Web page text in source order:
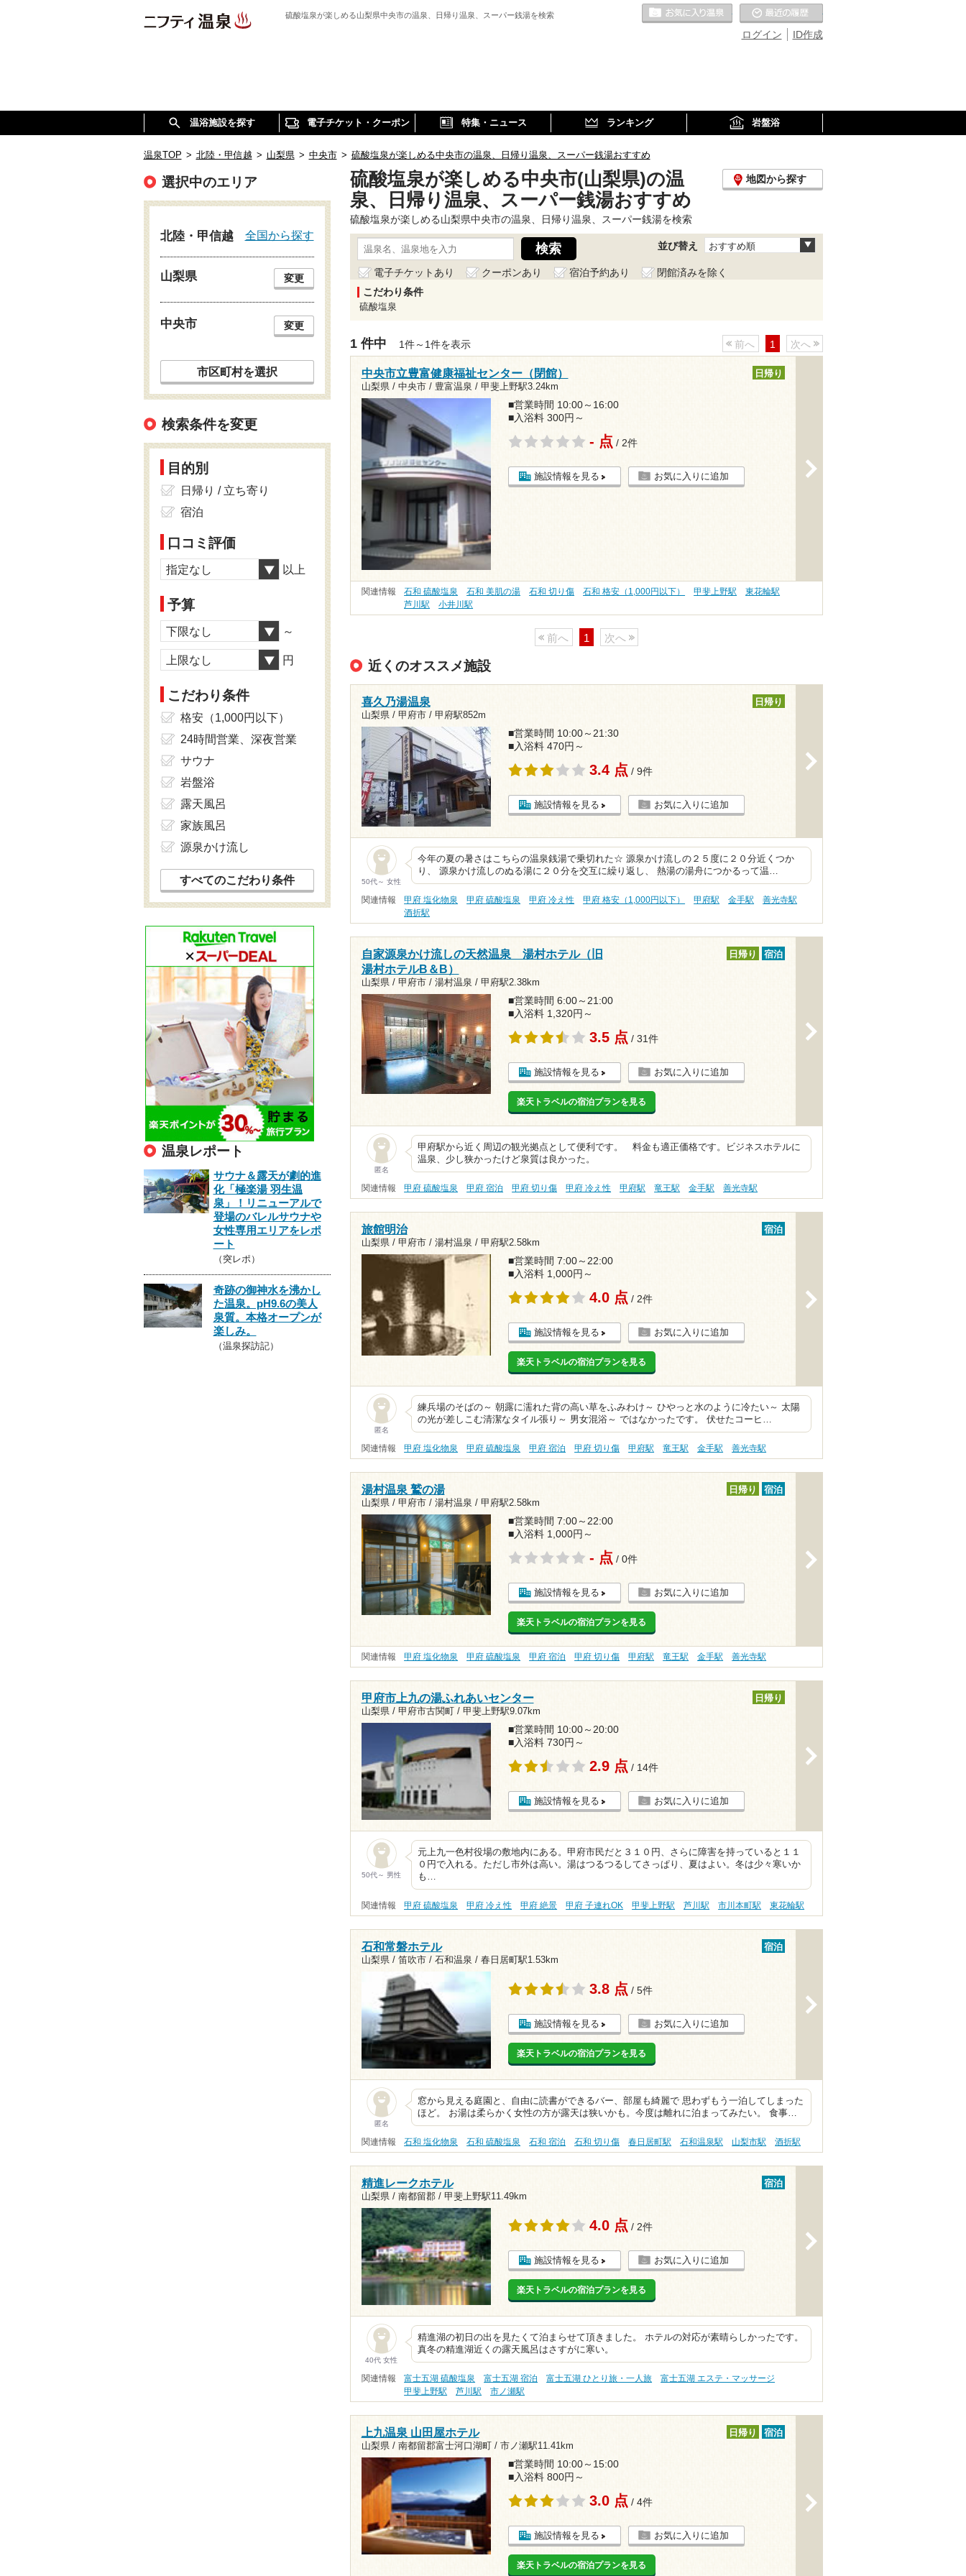
硫酸塩泉が楽しめる山梨県中央市の温泉、日帰り温泉、スーパー銭湯を検索
ID作成
ログイン
お気に入りの温泉
温浴施設を探す 電子チケット・クーポン 特集・ニュース ランキング 岩盤浴
温泉TOP > 北陸・甲信越 > 山梨県 > 中央市 > 硫酸塩泉が楽しめる中央市の温泉、日帰り温泉、スーパー銭湯おすすめ
硫酸塩泉が楽しめる中央市(山梨県)の温
泉、日帰り温泉、スーパー銭湯おすすめ
地図から探す
硫酸塩泉が楽しめる山梨県中央市の温泉、日帰り温泉、スーパー銭湯を検索
並び替え おすすめ順
電子チケットあり クーポンあり 宿泊予約あり
閉館済みを除く
こだわり条件
硫酸塩泉
1 件中 1件～1件を表示 前へ 1 次へ
中央市立豊富健康福祉センター（閉館）
山梨県 / 中央市 / 豊富温泉 / 甲斐上野駅3.24km
日帰り
■営業時間 10:00～16:00
■入浴料 300円～
- 点 / 2件
施設情報を見る お気に入りに追加
関連情報 石和 硫酸塩泉 石和 美肌の湯 石和 切り傷 石和 格安（1,000円以下） 甲斐上野駅
東花輪駅
芦川駅
小井川駅
前へ 1 次へ
近くのオススメ施設
喜久乃湯温泉
山梨県 / 甲府市 / 甲府駅852m
日帰り
■営業時間 10:00～21:30
■入浴料 470円～
3.4 点 / 9件
施設情報を見る お気に入りに追加
50代～ 女性
今年の夏の暑さはこちらの温泉銭湯で乗切れた☆ 源泉かけ流しの２５度に２０分近くつか
り、 源泉かけ流しのぬる湯に２０分を交互に繰り返し、 熱湯の湯舟につかるって温…
関連情報 甲府 塩化物泉 甲府 硫酸塩泉 甲府 冷え性 甲府 格安（1,000円以下） 甲府駅 金手駅
善光寺駅
酒折駅
自家源泉かけ流しの天然温泉 湯村ホテル（旧
湯村ホテルB＆B）
山梨県 / 甲府市 / 湯村温泉 / 甲府駅2.38km
日帰り 宿泊
■営業時間 6:00～21:00
■入浴料 1,320円～
3.5 点 / 31件
施設情報を見る お気に入りに追加
楽天トラベルの宿泊プランを見る
匿名
甲府駅から近く周辺の観光拠点として便利です。 料金も適正価格です。ビジネスホテルに
温泉、少し狭かったけど泉質は良かった。
関連情報 甲府 硫酸塩泉 甲府 宿泊 甲府 切り傷 甲府 冷え性 甲府駅 竜王駅 金手駅 善光寺駅
旅館明治
山梨県 / 甲府市 / 湯村温泉 / 甲府駅2.58km
宿泊
■営業時間 7:00～22:00
■入浴料 1,000円～
4.0 点 / 2件
施設情報を見る お気に入りに追加
楽天トラベルの宿泊プランを見る
匿名
練兵場のそばの～ 朝露に濡れた背の高い草をふみわけ～ ひやっと水のように冷たい～ 太陽
の光が差しこむ清潔なタイル張り～ 男女混浴～ ではなかったです。 伏せたコーヒ…
関連情報 甲府 塩化物泉 甲府 硫酸塩泉 甲府 宿泊 甲府 切り傷 甲府駅 竜王駅 金手駅 善光寺駅
湯村温泉 鷲の湯
山梨県 / 甲府市 / 湯村温泉 / 甲府駅2.58km
日帰り 宿泊
■営業時間 7:00～22:00
■入浴料 1,000円～
- 点 / 0件
施設情報を見る お気に入りに追加
楽天トラベルの宿泊プランを見る
関連情報 甲府 塩化物泉 甲府 硫酸塩泉 甲府 宿泊 甲府 切り傷 甲府駅 竜王駅 金手駅 善光寺駅
甲府市上九の湯ふれあいセンター
山梨県 / 甲府市古関町 / 甲斐上野駅9.07km
日帰り
■営業時間 10:00～20:00
■入浴料 730円～
2.9 点 / 14件
施設情報を見る お気に入りに追加
50代～ 男性
元上九一色村役場の敷地内にある。甲府市民だと３１０円、さらに障害を持っていると１１
０円で入れる。ただし市外は高い。湯はつるつるしてさっぱり、夏はよい。冬は少々寒いか
も…
関連情報 甲府 硫酸塩泉 甲府 冷え性 甲府 絶景 甲府 子連れOK 甲斐上野駅 芦川駅 市川本町駅 東花輪駅
石和常磐ホテル
山梨県 / 笛吹市 / 石和温泉 / 春日居町駅1.53km
宿泊
3.8 点 / 5件
施設情報を見る お気に入りに追加
楽天トラベルの宿泊プランを見る
匿名
窓から見える庭園と、自由に読書ができるバー、部屋も綺麗で 思わずもう一泊してしまった
ほど。 お湯は柔らかく女性の方が露天は狭いかも。今度は離れに泊まってみたい。 食事…
関連情報 石和 塩化物泉 石和 硫酸塩泉 石和 宿泊 石和 切り傷 春日居町駅 石和温泉駅 山梨市駅 酒折駅
精進レークホテル
山梨県 / 南都留郡 / 甲斐上野駅11.49km
宿泊
4.0 点 / 2件
施設情報を見る お気に入りに追加
楽天トラベルの宿泊プランを見る
40代 女性
精進湖の初日の出を見たくて泊まらせて頂きました。 ホテルの対応が素晴らしかったです。
真冬の精進湖近くの露天風呂はさすがに寒い。
関連情報 富士五湖 硫酸塩泉 富士五湖 宿泊 富士五湖 ひとり旅・一人旅
富士五湖 エステ・マッサージ
甲斐上野駅
芦川駅 市ノ瀬駅
上九温泉 山田屋ホテル
山梨県 / 南都留郡富士河口湖町 / 市ノ瀬駅11.41km
日帰り 宿泊
■営業時間 10:00～15:00
■入浴料 800円～
3.0 点 / 4件
施設情報を見る お気に入りに追加
楽天トラベルの宿泊プランを見る
選択中のエリア
北陸・甲信越 全国から探す
山梨県 変更
中央市 変更
市区町村を選択
検索条件を変更
目的別
日帰り / 立ち寄り
宿泊
口コミ評価
指定なし 以上
予算
下限なし ～
上限なし 円
こだわり条件
格安（1,000円以下）
24時間営業、深夜営業
サウナ
岩盤浴
露天風呂
家族風呂
源泉かけ流し
すべてのこだわり条件
温泉レポート
サウナ＆露天が劇的進
化「極楽湯 羽生温
泉」！リニューアルで
登場のバレルサウナや
女性専用エリアをレポ
ート
（突レポ）
奇跡の御神水を沸かし
た温泉。pH9.6の美人
泉質。本格オープンが
楽しみ。
（温泉探訪記）